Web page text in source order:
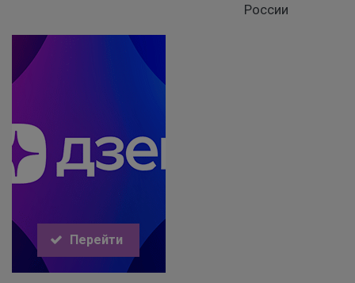
России
Перейти